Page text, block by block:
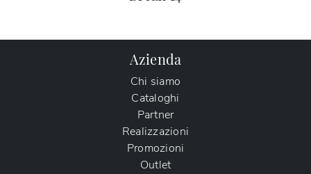
Azienda
Chi siamo
Cataloghi
Partner
Realizzazioni
Promozioni
Outlet